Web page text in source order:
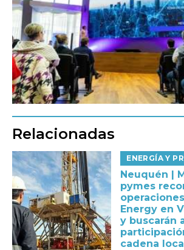
Relacionadas
ENERGÍA Y
Neuquén |
pymes
Energy en
y buscarán
cadena